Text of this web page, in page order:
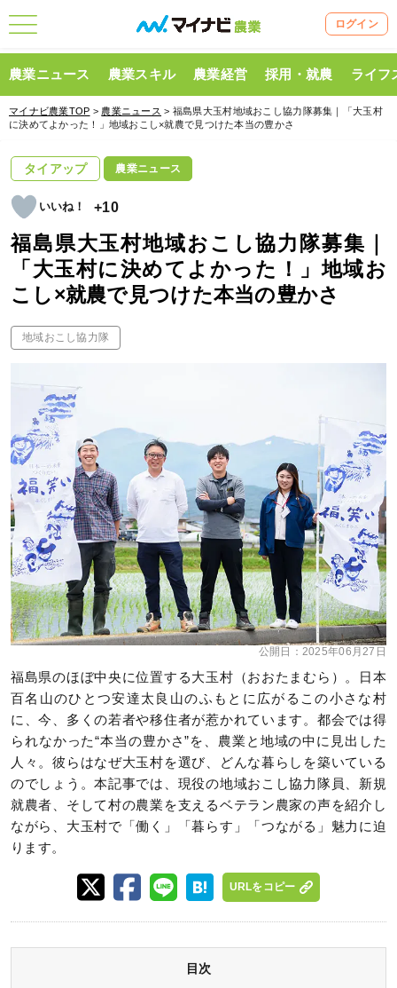
ログイン
農業ニュース 農業スキル 農業経営 採用・就農 ライフ
マイナビ農業TOP > 農業ニュース > 福島県大玉村地域おこし協力隊募集｜「大玉村
に決めてよかった！」地域おこし×就農で見つけた本当の豊かさ
タイアップ 農業ニュース
+10
福島県大玉村地域おこし協力隊募集｜
「大玉村に決めてよかった！」地域お
こし×就農で見つけた本当の豊かさ
地域おこし協力隊
公開日： 2025年06月27日
福島県のほぼ中央に位置する大玉村（おおたまむら）。日本
百名山のひとつ安達太良山のふもとに広がるこの小さな村
に、今、多くの若者や移住者が惹かれています。都会では得
られなかった“本当の豊かさ”を、農業と地域の中に見出した
人々。彼らはなぜ大玉村を選び、どんな暮らしを築いている
のでしょう。本記事では、現役の地域おこし協力隊員、新規
就農者、そして村の農業を支えるベテラン農家の声を紹介し
ながら、大玉村で「働く」「暮らす」「つながる」魅力に迫
ります。
URLをコピー
目次